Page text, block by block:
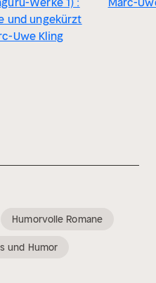
und ungekürzt
Uwe Kling
Humorvolle Romane
und Humor